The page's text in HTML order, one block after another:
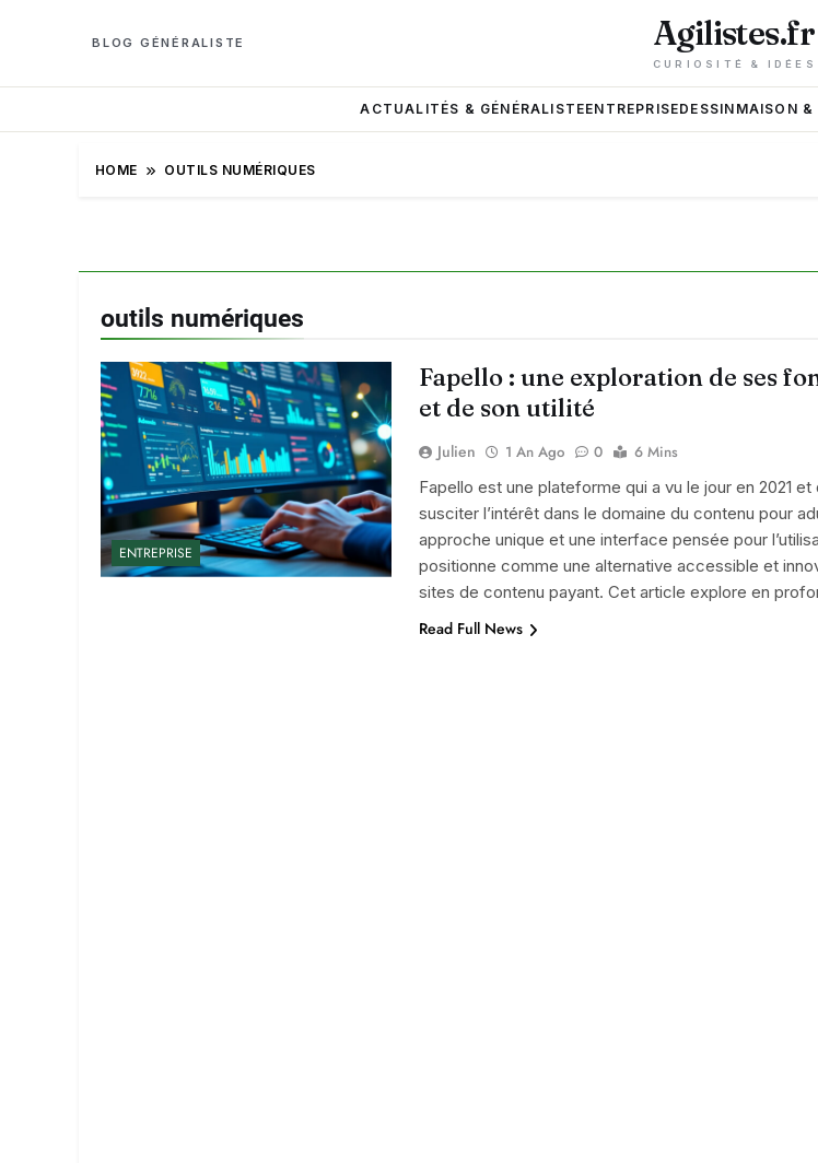
BLOG GÉNÉRALISTE Agilistes.fr
CURIOSITÉ & IDÉES
ACTUALITÉS & GÉNÉRALISTEENTREPRISEDESSIN MAISON &
HOME OUTILS NUMÉRIQUES
outils numériques
ENTREPRISE
Fapello : une exploration de ses
et de son utilité
Julien 1 An Ago 0
6 Mins
Fapello est une plateforme qui a vu le jour en 2021
susciter l’intérêt dans le domaine du contenu pour
approche unique et une interface pensée pour
positionne comme une alternative accessible et
sites de contenu payant. Cet article explore en
Read Full News